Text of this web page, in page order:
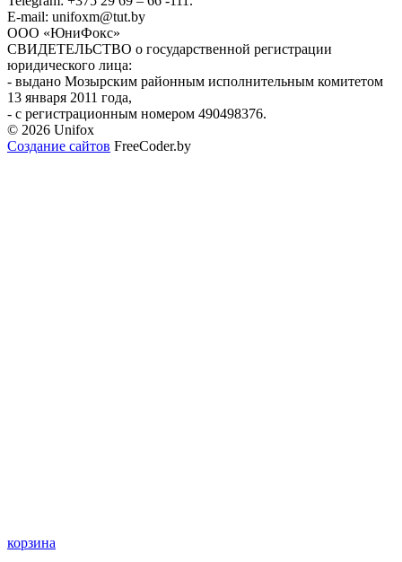
E-mail: unifoxm@tut.by
ООО «ЮниФокс»
СВИДЕТЕЛЬСТВО о государственной регистрации
юридического лица:
- выдано Мозырским районным исполнительным комитетом
13 января 2011 года,
- с регистрационным номером 490498376.
© 2026 Unifox
Создание сайтов FreeCoder.by
корзина